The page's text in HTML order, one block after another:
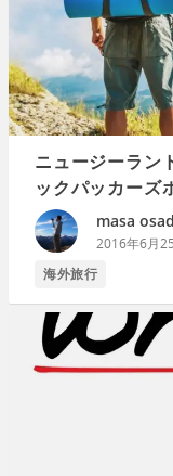
ニュージーラン
ックパッカーズ
masa
2016年6月
海外旅行